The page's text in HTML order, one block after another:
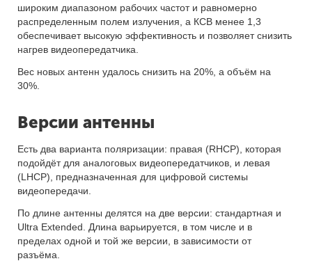
широким диапазоном рабочих частот и равномерно
распределенным полем излучения, а КСВ менее 1,3
обеспечивает высокую эффективность и позволяет снизить
нагрев видеопередатчика.
Вес новых антенн удалось снизить на 20%, а объём на
30%.
Версии антенны
Есть два варианта поляризации: правая (RHCP), которая
подойдёт для аналоговых видеопередатчиков, и левая
(LHCP), предназначенная для цифровой системы
видеопередачи.
По длине антенны делятся на две версии: стандартная и
Ultra Extended. Длина варьируется, в том числе и в
пределах одной и той же версии, в зависимости от
разъёма.